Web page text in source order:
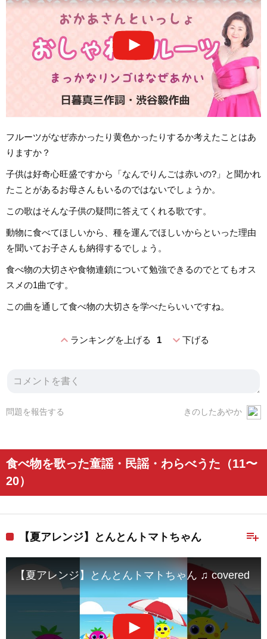
フルーツがなぜ赤かったり黄色かったりするか考えたことはあ
りますか？
子供は好奇心旺盛ですから「なんでりんごは赤いの?」と聞かれ
たことがあるお母さんもいるのではないでしょうか。
この歌はそんな子供の疑問に答えてくれる歌です。
動物に食べてほしいから、種を運んでほしいからといった理由
を聞いてお子さんも納得するでしょう。
食べ物の大切さや食物連鎖について勉強できるのでとてもオス
スメの1曲です。
この曲を通して食べ物の大切さを学べたらいいですね。
expand_lessランキングを上げる 1 expand_more下げる
きのしたあやか
問題を報告する
食べ物を歌った童謡・民謡・わらべうた（11〜
20）
playlist_add
【夏アレンジ】とんとんトマトちゃん
【夏アレンジ】とんとんトマトちゃん ♫ covered